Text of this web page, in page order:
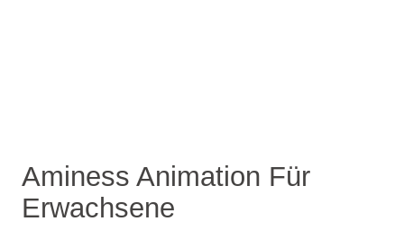
Aminess Animation Für
Erwachsene